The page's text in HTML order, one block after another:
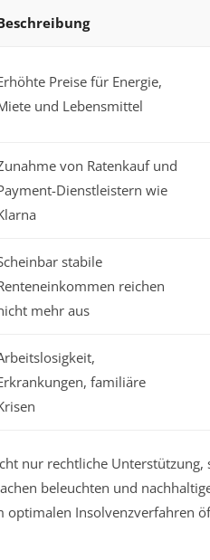
Preise für Energie,
und Lebensmittel
von Ratenkauf und
Dienstleistern wie
stabile
reichen
mehr aus
familiäre
nur rechtliche
beleuchten und
optimalen Insolvenzverfahren